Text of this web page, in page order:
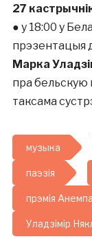
27
● у 18:00 у
прэзентацыя
Марка
пра бельскую
таксама
музыка
паэзія
прэмія
Уладзімір